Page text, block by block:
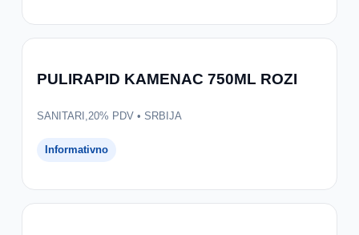
PULIRAPID KAMENAC 750ML ROZI
SANITARI,20% PDV • SRBIJA
Informativno